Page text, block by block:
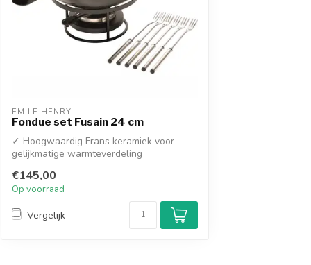
EMILE HENRY
Fondue set Fusain 24 cm
✓ Hoogwaardig Frans keramiek voor
gelijkmatige warmteverdeling
€145,00
Op voorraad
Vergelijk